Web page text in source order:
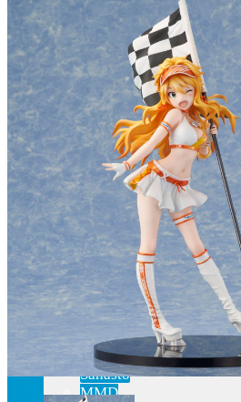
Etusivu
Ajankohtaisia asioita
Verkkokauppa
Mitä lahjaksi
Viimeksi saapuneita
Myymälä & Showroom
Resurssit
Figuurien keräily
Tapahtumat
Anime-retket
Huomioitavia
Anohana
Clannad
Elfen Lied
Fate/Stay Night &
Haruhi Suzumiya
Higurashi
Kimi no Na Wa
Miss Kobayashi’s
Oreimo
Sanasto
MMD